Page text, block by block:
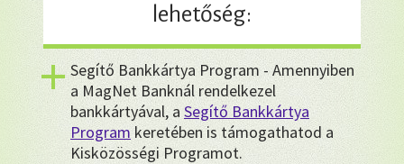
lehetőség:
Segítő Bankkártya Program - Amennyiben
a MagNet Banknál rendelkezel
bankkártyával, aSegítő Bankkártya
Programkeretében is támogathatod a
Kisközösségi Programot.